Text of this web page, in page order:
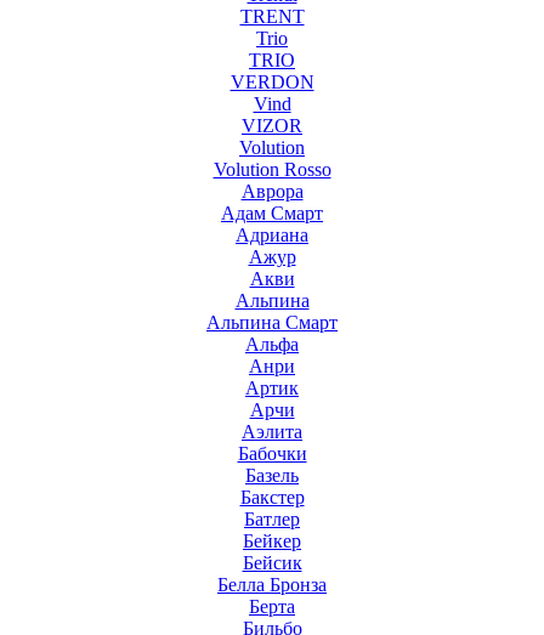
TRENT
Trio
TRIO
VERDON
Vind
VIZOR
Volution
Volution Rosso
Аврора
Адам Смарт
Адриана
Ажур
Акви
Альпина
Альпина Смарт
Альфа
Анри
Артик
Арчи
Аэлита
Бабочки
Базель
Бакстер
Батлер
Бейкер
Бейсик
Белла Бронза
Берта
Бильбо